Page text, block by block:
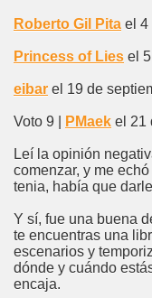
Roberto Gil Pita el 4
Princess of Lies el
eibar el 19 de
Voto 9 | PMaek el 21
Leí la opinión
comenzar, y me
tenia, había que
Y sí, fue una buena
te encuentras una
escenarios y
dónde y cuándo
encaja.